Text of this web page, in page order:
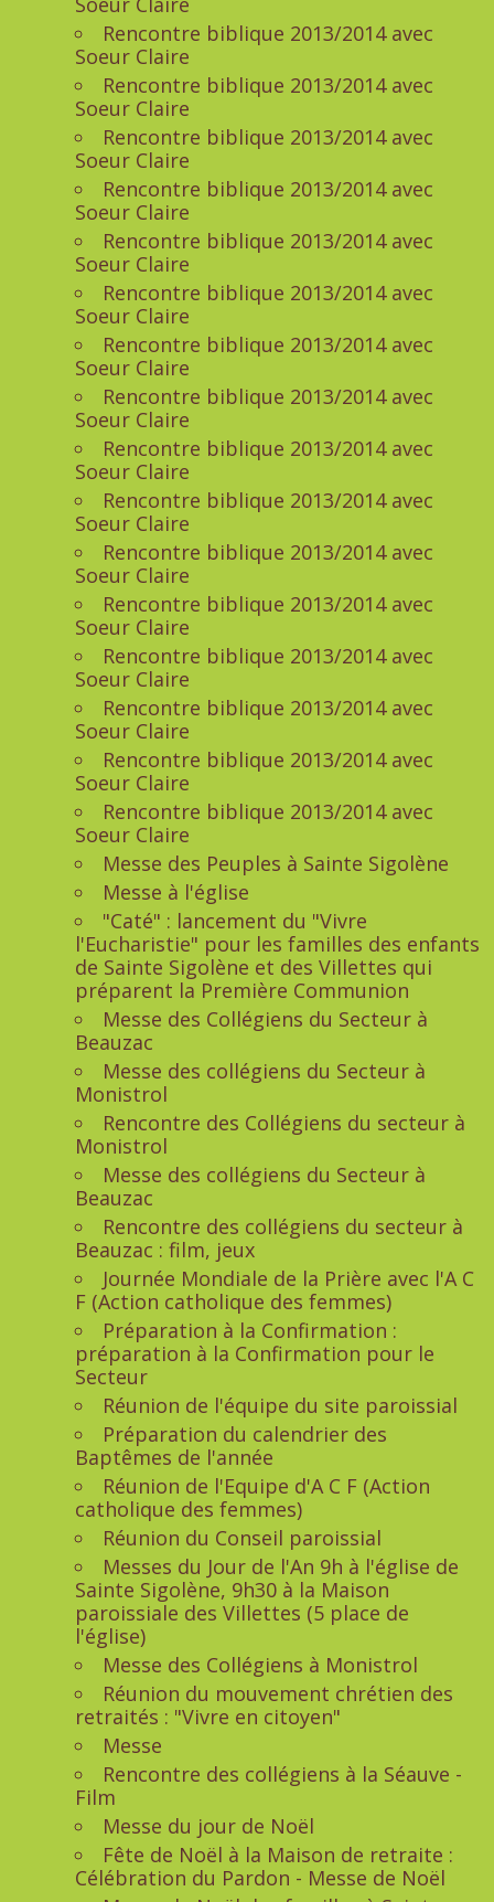
Rencontre biblique 2013/2014 avec
Soeur Claire
Rencontre biblique 2013/2014 avec
Soeur Claire
Rencontre biblique 2013/2014 avec
Soeur Claire
Rencontre biblique 2013/2014 avec
Soeur Claire
Rencontre biblique 2013/2014 avec
Soeur Claire
Rencontre biblique 2013/2014 avec
Soeur Claire
Rencontre biblique 2013/2014 avec
Soeur Claire
Rencontre biblique 2013/2014 avec
Soeur Claire
Rencontre biblique 2013/2014 avec
Soeur Claire
Rencontre biblique 2013/2014 avec
Soeur Claire
Rencontre biblique 2013/2014 avec
Soeur Claire
Rencontre biblique 2013/2014 avec
Soeur Claire
Rencontre biblique 2013/2014 avec
Soeur Claire
Rencontre biblique 2013/2014 avec
Soeur Claire
Rencontre biblique 2013/2014 avec
Soeur Claire
Rencontre biblique 2013/2014 avec
Soeur Claire
Messe des Peuples à Sainte Sigolène
Messe à l'église
"Caté" : lancement du "Vivre
l'Eucharistie" pour les familles des enfants
de Sainte Sigolène et des Villettes qui
préparent la Première Communion
Messe des Collégiens du Secteur à
Beauzac
Messe des collégiens du Secteur à
Monistrol
Rencontre des Collégiens du secteur à
Monistrol
Messe des collégiens du Secteur à
Beauzac
Rencontre des collégiens du secteur à
Beauzac : film, jeux
Journée Mondiale de la Prière avec l'A C
F (Action catholique des femmes)
Préparation à la Confirmation :
préparation à la Confirmation pour le
Secteur
Réunion de l'équipe du site paroissial
Préparation du calendrier des
Baptêmes de l'année
Réunion de l'Equipe d'A C F (Action
catholique des femmes)
Réunion du Conseil paroissial
Messes du Jour de l'An 9h à l'église de
Sainte Sigolène, 9h30 à la Maison
paroissiale des Villettes (5 place de
l'église)
Messe des Collégiens à Monistrol
Réunion du mouvement chrétien des
retraités : "Vivre en citoyen"
Messe
Rencontre des collégiens à la Séauve -
Film
Messe du jour de Noël
Fête de Noël à la Maison de retraite :
Célébration du Pardon - Messe de Noël